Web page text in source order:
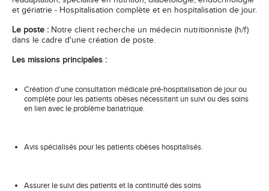
et gériatrie - Hospitalisation complète et en hospitalisation de jour.
Le poste : Notre client recherche un médecin nutritionniste (h/f)
dans le cadre d'une création de poste.
Les missions principales :
Création d’une consultation médicale pré-hospitalisation de jour ou
complète pour les patients obèses nécessitant un suivi ou des soins
en lien avec le problème bariatrique.
Avis spécialisés pour les patients obèses hospitalisés.
Assurer le suivi des patients et la continuité des soins